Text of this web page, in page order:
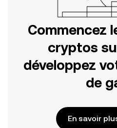
Commencez
cryptos
développez
de
En savoir